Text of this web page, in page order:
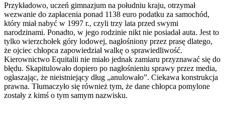
Przykładowo, uczeń gimnazjum na południu kraju, otrzymał
wezwanie do zapłacenia ponad 1138 euro podatku za samochód,
który miał nabyć w 1997 r., czyli trzy lata przed swymi
narodzinami. Ponadto, w jego rodzinie nikt nie posiadał auta. Jest to
tylko wierzchołek góry lodowej, nagłośniony przez prasę dlatego,
że ojciec chłopca zapowiedział walkę o sprawiedliwość.
Kierownictwo Equitalii nie miało jednak zamiaru przyznawać się do
błędu. Skapitulowało dopiero po nagłośnieniu sprawy przez media,
ogłaszając, że nieistniejący dług „anulowało”. Ciekawa konstrukcja
prawna. Tłumaczyło się również tym, że dane chłopca pomylone
zostały z kimś o tym samym nazwisku.